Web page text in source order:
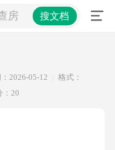
房 搜文档
：2026-05-12
格式：
：20